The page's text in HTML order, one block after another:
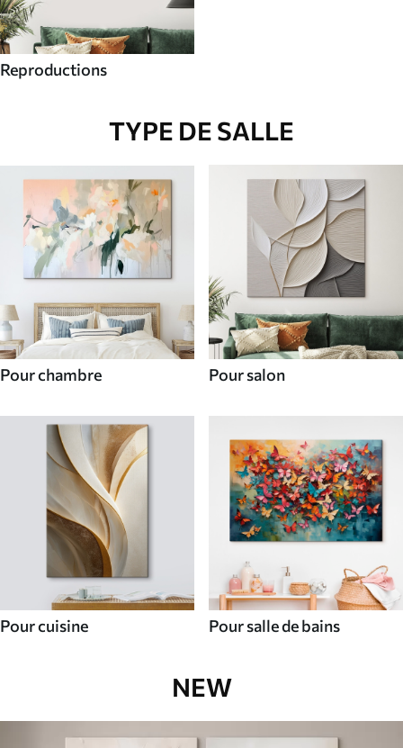
Reproductions
TYPE DE SALLE
Pour chambre Pour salon
Pour cuisine Pour salle de bains
NEW